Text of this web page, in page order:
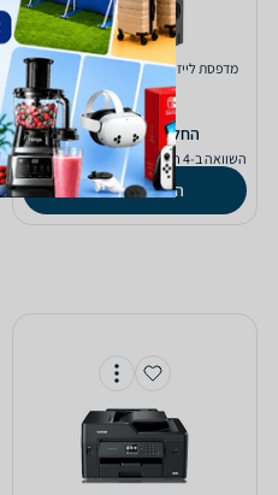
‏מדפסת לייזר ‏משולבת Konica Minolta
Bizhub 4221i
‫החל מ- 1,879
₪
השוואה ב-4 חנויות
השוואת מחירים